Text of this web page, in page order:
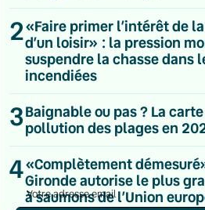
2«Faire primer l’intérêt de
d’un loisir» : la pression
suspendre la chasse dans
incendiées
3Baignable ou pas ? La
pollution des plages en
4«Complètement
Gironde autorise le plus
à saumons de l’Union
💌 Inscrivez-vous à nos
Quotidienne
Du lundi au vendredi
Le samedi
Chaleurs Actuelles
Une fois par mois
C’était Mieux Après
Occasionnelle